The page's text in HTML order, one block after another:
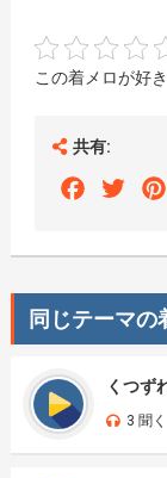
この着メロが好
共有:
Facebook
同じテーマの
くつず
3 聞く